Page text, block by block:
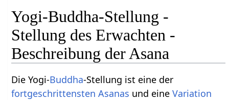
Yogi-Buddha-Stellung -
Stellung des Erwachten -
Beschreibung der Asana
Die Yogi-Buddha-Stellung ist eine der
fortgeschrittensten Asanas und eineVariation